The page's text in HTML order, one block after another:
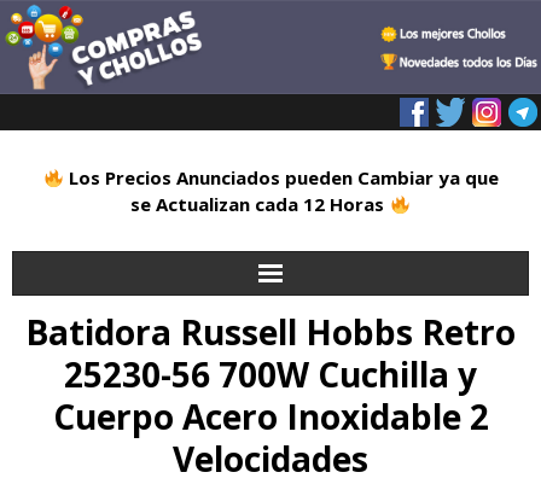
Los Precios Anunciados pueden Cambiar ya que
se Actualizan cada 12 Horas
Inicio
Alimentación
Batidora Russell Hobbs Retro
25230-56 700W Cuchilla y
Cuerpo Acero Inoxidable 2
Velocidades